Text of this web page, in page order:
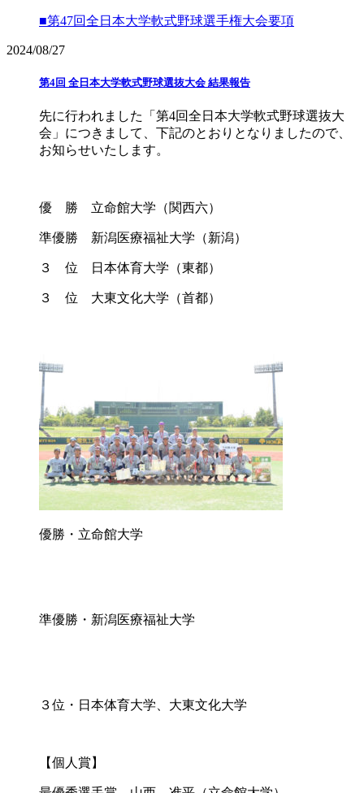
■第47回全日本大学軟式野球選手権大会要項
2024/08/27
第4回 全日本大学軟式野球選抜大会 結果報告
先に行われました「第4回全日本大学軟式野球選抜大
会」につきまして、下記のとおりとなりましたので、
お知らせいたします。
優 勝 立命館大学（関西六）
準優勝 新潟医療福祉大学（新潟）
３ 位 日本体育大学（東都）
３ 位 大東文化大学（首都）
優勝・立命館大学
準優勝・新潟医療福祉大学
３位・日本体育大学、大東文化大学
【個人賞】